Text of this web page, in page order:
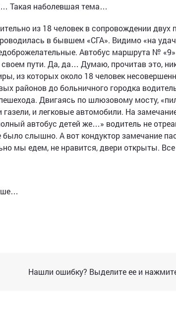
Такая наболевшая тема…
из 18 человек в сопровождении
в бывшем «СГА». Видимо «на
Автобус маршрута №
своем пути. Да, да… Думаю, прочитав это,
из которых около 18 человек
районов до больничного городка
Двигаясь по шлюзовому мосту,
газели, и легковые автомобили. На
автобус детей же…» водитель не
было слышно. А вот кондуктор замечание
мы едем, не нравится, двери открыты.
Нашли ошибку? Выделите ее и